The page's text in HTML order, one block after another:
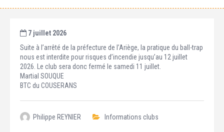
7 juillet 2026
Suite à l’arrêté de la préfecture de l’Ariège, la pratique du ball-trap
nous est interdite pour risques d’incendie jusqu’au 12 juillet
2026. Le club sera donc fermé le samedi 11 juillet.
Martial SOUQUE
BTC du COUSERANS
Philippe REYNIER Informations clubs